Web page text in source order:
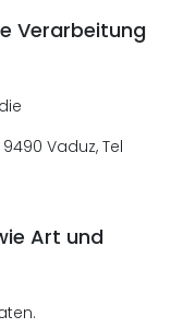
Verarbeitung
Vaduz, Tel
Art und